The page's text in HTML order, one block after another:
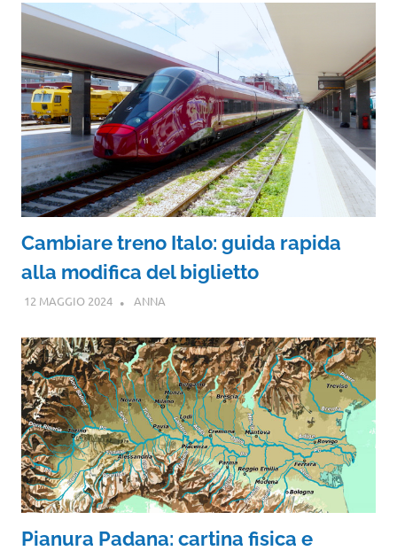
Cambiare treno Italo: guida rapida
alla modifica del biglietto
12 MAGGIO 2024 ANNA
Pianura Padana: cartina fisica e